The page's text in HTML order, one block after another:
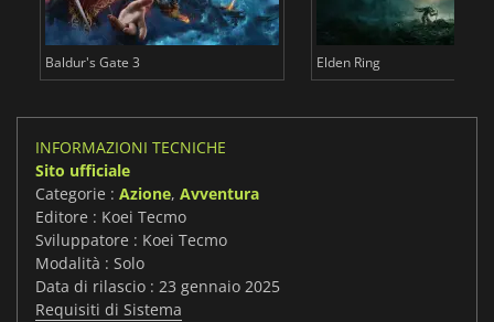
Baldur's Gate 3 Elden Ring
INFORMAZIONI TECNICHE
Sito ufficiale
Categorie : Azione, Avventura
Editore : Koei Tecmo
Sviluppatore : Koei Tecmo
Modalità : Solo
Data di rilascio : 23 gennaio 2025
Requisiti di Sistema